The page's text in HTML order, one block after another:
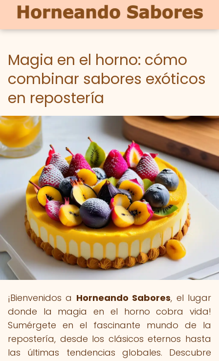
Magia en el horno: cómo
combinar sabores exóticos
en repostería
¡Bienvenidos a Horneando Sabores, el lugar
donde la magia en el horno cobra vida!
Sumérgete en el fascinante mundo de la
repostería, desde los clásicos eternos hasta
las últimas tendencias globales. Descubre